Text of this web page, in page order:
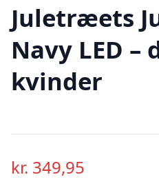
Juletræets
Navy LED –
kvinder
kr. 349,95